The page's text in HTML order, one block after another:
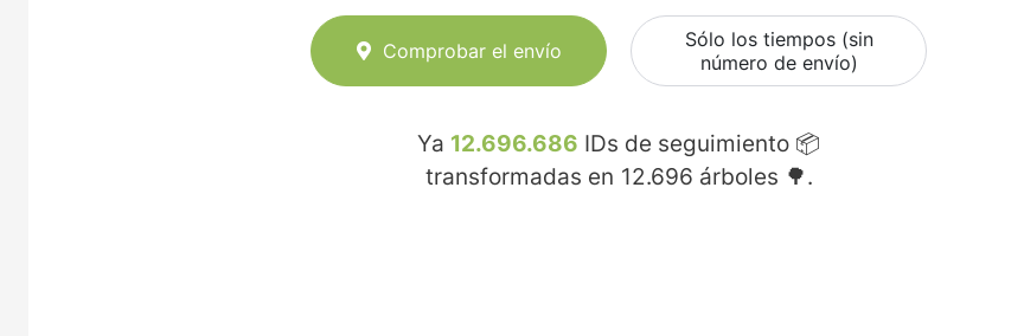
Comprobar el envío
Sólo los tiempos (sin
número de envío)
Ya 12.696.686 IDs de seguimiento 📦
transformadas en 12.696 árboles 🌳.